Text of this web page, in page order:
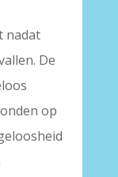
nadat
De
op